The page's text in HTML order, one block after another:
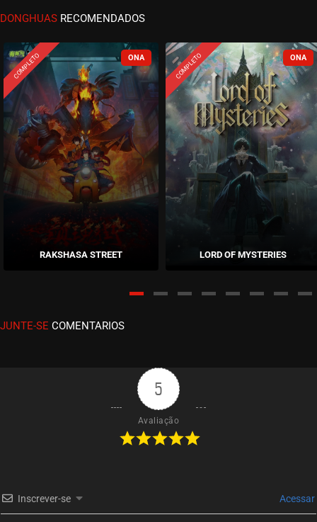
ASSISTIDO
EPISÓDIO 13
ASSISTIDO
EPISÓDIO 12
julho 09, 2026
ASSISTIDO
EPISÓDIO 11
julho 02, 2026
EPISÓDIO 10
junho 25, 2026
ASSISTIDO
EPISÓDIO 08
junho 11, 2026
EPISÓDIO 07
EPISÓDIO 06
DONGHUAS RECOMENDADOS
COMPLETO
RAKSHASA STREET
COMPLETO
LORD OF MYSTERIES
JUNTE-SE COMENTARIOS
5
Avaliação
Inscrever-se Acessar